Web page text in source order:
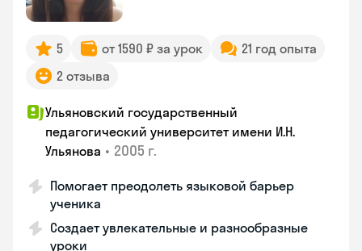
5 от 1590 ₽ за урок
21 год опыта
2 отзыва
Ульяновский государственный
педагогический университет имени И.Н.
Ульянова • 2005 г.
Помогает преодолеть языковой барьер
ученика
Создает увлекательные и разнообразные
уроки